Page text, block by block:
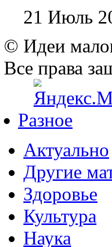
21 Июль
© Идеи
Все права
Разное
Актуально
Другие
Здоровье
Культура
Наука